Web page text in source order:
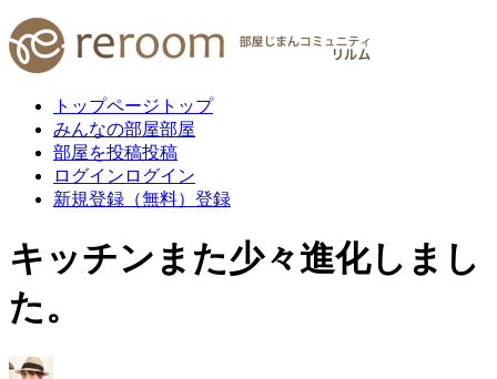
トップページ トップ
みんなの部屋部屋
部屋を投稿投稿
ログイン ログイン
新規登録（無料） 登録
キッチンまた少々進化しまし
た。